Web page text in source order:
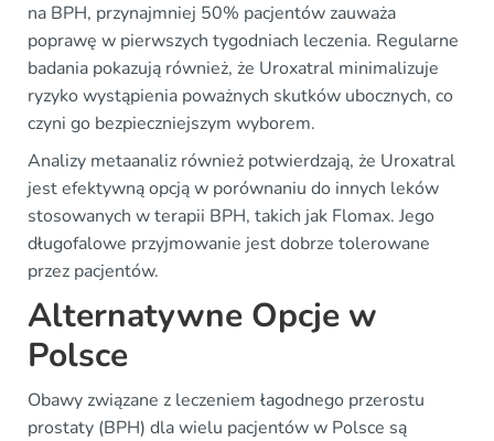
na BPH, przynajmniej 50% pacjentów zauważa
poprawę w pierwszych tygodniach leczenia. Regularne
badania pokazują również, że Uroxatral minimalizuje
ryzyko wystąpienia poważnych skutków ubocznych, co
czyni go bezpieczniejszym wyborem.
Analizy metaanaliz również potwierdzają, że Uroxatral
jest efektywną opcją w porównaniu do innych leków
stosowanych w terapii BPH, takich jak Flomax. Jego
długofalowe przyjmowanie jest dobrze tolerowane
przez pacjentów.
Alternatywne Opcje w
Polsce
Obawy związane z leczeniem łagodnego przerostu
prostaty (BPH) dla wielu pacjentów w Polsce są